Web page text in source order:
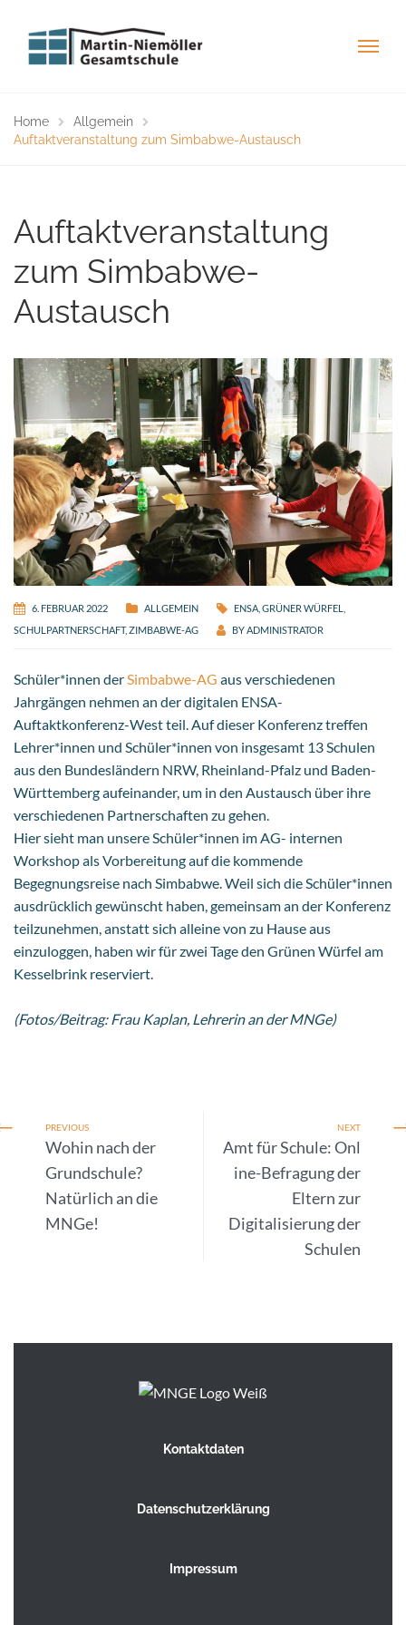
Home
Allgemein
Auftaktveranstaltung zum Simbabwe-Austausch
Auftaktveranstaltung
zum Simbabwe-
Austausch
6. FEBRUAR 2022 ALLGEMEIN ENSA GRÜNER WÜRFEL
SCHULPARTNERSCHAFT,ZIMBABWE-AG BYADMINISTRATOR
Schüler*innen derSimbabwe-AG aus verschiedenen
Jahrgängen nehmen an der digitalen ENSA-
Auftaktkonferenz-West teil. Auf dieser Konferenz treffen
Lehrer*innen und Schüler*innen von insgesamt 13 Schulen
aus den Bundesländern NRW, Rheinland-Pfalz und Baden-
Württemberg aufeinander, um in den Austausch über ihre
verschiedenen Partnerschaften zu gehen.
Hier sieht man unsere Schüler*innen im AG- internen
Workshop als Vorbereitung auf die kommende
Begegnungsreise nach Simbabwe. Weil sich die Schüler*innen
ausdrücklich gewünscht haben, gemeinsam an der Konferenz
teilzunehmen, anstatt sich alleine von zu Hause aus
einzuloggen, haben wir für zwei Tage den Grünen Würfel am
Kesselbrink reserviert.
(Fotos/Beitrag: Frau Kaplan, Lehrerin an der MNGe)
PREVIOUS
Wohin nach der
Grundschule?
Natürlich an die
MNGe!
NEXT
Amt für Schule: Onl
ine-Befragung der
Eltern zur
Digitalisierung der
Schulen
Kontaktdaten
Datenschutzerklärung
Impressum